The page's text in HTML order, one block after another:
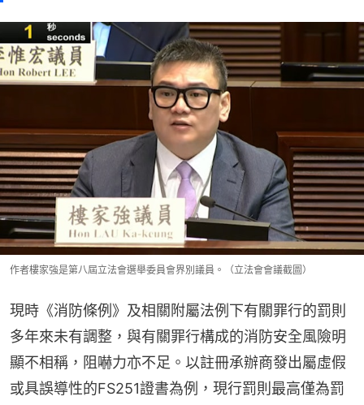
作者樓家強是第八屆立法會選舉委員會界別議員。（立法會會議截圖）
現時《消防條例》及相關附屬法例下有關罪行的罰則
多年來未有調整，與有關罪行構成的消防安全風險明
顯不相稱，阻嚇力亦不足。以註冊承辦商發出屬虛假
或具誤導性的FS251證書為例，現行罰則最高僅為罰